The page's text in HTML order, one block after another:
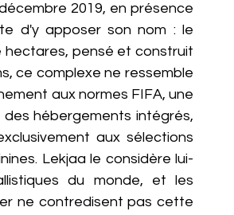
2019, en présence
d'y apposer son nom : le
hectares, pensé et construit
ce complexe ne ressemble
aux normes FIFA, une
hébergements intégrés,
aux sélections
Lekjaa le considère lui-
du monde, et les
ne contredisent pas cette